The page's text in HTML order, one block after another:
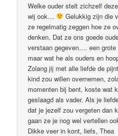
Welke ouder stelt zichzelf
wij ook…
Gelukkig zijn die
ze regelmatig zeggen hoe ze
denken. Dat ze ons goede
verstaan gegeven…. een
maar wat he als ouders en
Zolang jij met alle liefde de
kind zou willen overnemen,
momenten bij bent, koste wat
geslaagd als vader. Als je
dat je jezelf zou vergeten dan
gaan ze je nog wel vertellen
Dikke veer in kont, liefs, Thea